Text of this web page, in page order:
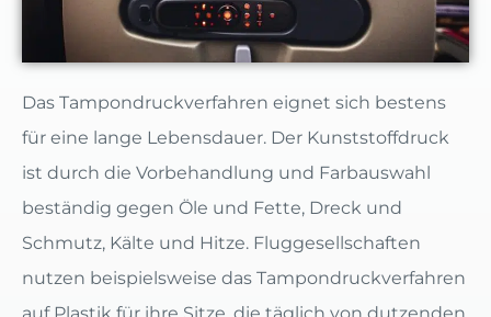
Das Tampondruckverfahren eignet sich bestens
für eine lange Lebensdauer. Der Kunststoffdruck
ist durch die Vorbehandlung und Farbauswahl
beständig gegen Öle und Fette, Dreck und
Schmutz, Kälte und Hitze. Fluggesellschaften
nutzen beispielsweise das Tampondruckverfahren
auf Plastik für ihre Sitze, die täglich von dutzenden